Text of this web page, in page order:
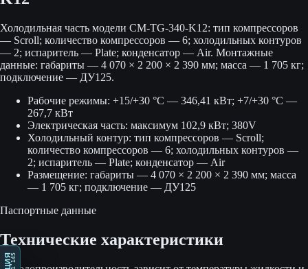
Холодильная часть модели CM-TG-340-K12: тип компрессоров
— Scroll; количество компрессоров — 6; холодильных контуров
— 2; испаритель — Plate; конденсатор — Air. Монтажные
данные: габариты — 4 070 × 2 200 × 2 390 мм; масса — 1 705 кг;
подключение — ДУ125.
Рабочие режимы: +15/+30 °C — 346,41 кВт; +7/+30 °C —
267,7 кВт
Электрическая часть: максимум 102,9 кВт; 380V
Холодильный контур: тип компрессоров — Scroll;
количество компрессоров — 6; холодильных контуров —
2; испаритель — Plate; конденсатор — Air
Размещение: габариты — 4 070 × 2 200 × 2 390 мм; масса
— 1 705 кг; подключение — ДУ125
Паспортные данные
Технические характеристики
1 145